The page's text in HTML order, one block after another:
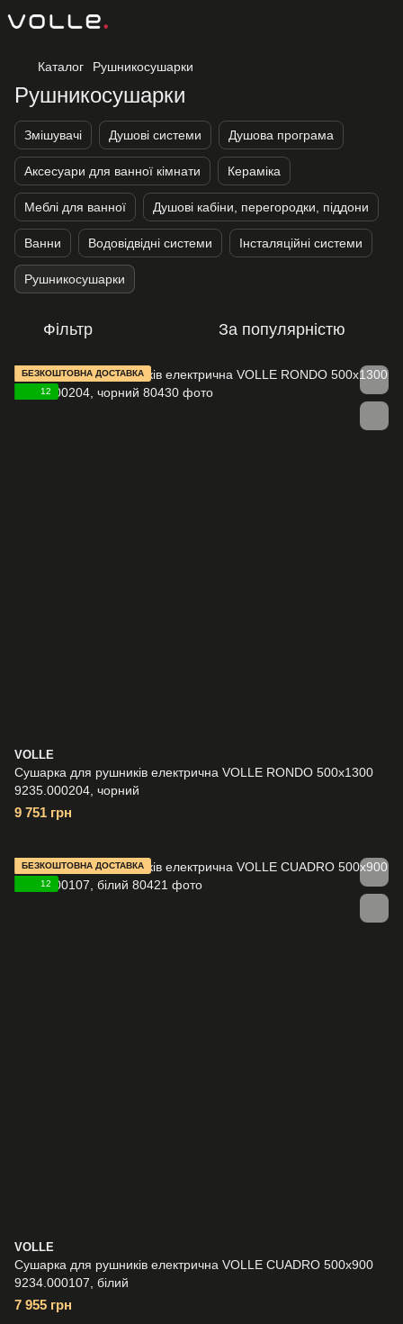
Каталог Рушникосушарки
Рушникосушарки
Змішувачі Душові системи Душова програма
Аксесуари для ванної кімнати Кераміка
Меблі для ванної Душові кабіни, перегородки, піддони
Ванни Водовідвідні системи Інсталяційні системи
Рушникосушарки
Фільтр За популярністю
БЕЗКОШТОВНА ДОСТАВКА
12
VOLLE
Сушарка для рушників електрична VOLLE RONDO 500x1300
9235.000204, чорний
9 751 грн
БЕЗКОШТОВНА ДОСТАВКА
12
VOLLE
Сушарка для рушників електрична VOLLE CUADRO 500x900
9234.000107, білий
7 955 грн